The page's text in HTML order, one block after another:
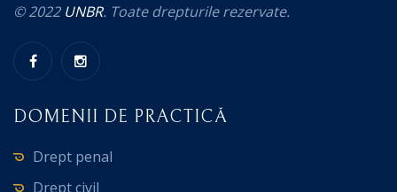
© 2022 UNBR. Toate drepturile rezervate.
DOMENII DE PRACTICĂ
Drept penal
Drept civil